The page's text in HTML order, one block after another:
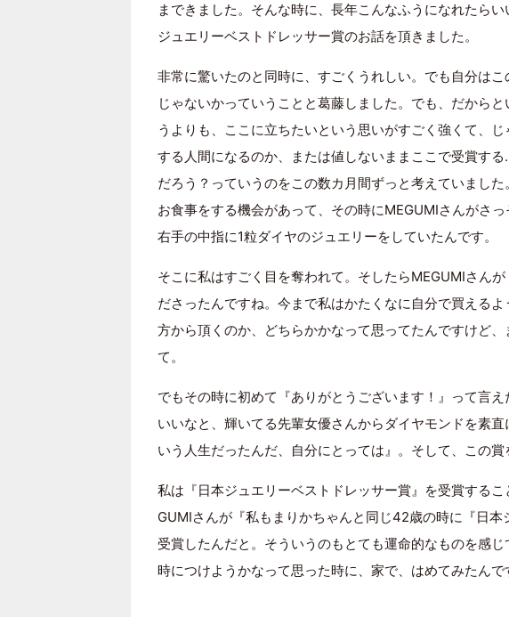
まできました。そんな時に、長年こんなふうになれたら
ジュエリーベストドレッサー賞のお話を頂きました。
非常に驚いたのと同時に、すごくうれしい。でも自分は
じゃないかっていうことと葛藤しました。でも、だから
うよりも、ここに立ちたいという思いがすごく強くて、
する人間になるのか、または値しないままここで受賞す
だろう？っていうのをこの数カ月間ずっと考えていまし
お食事をする機会があって、その時にMEGUMIさんがさ
右手の中指に1粒ダイヤのジュエリーをしていたんです。
そこに私はすごく目を奪われて。そしたらMEGUMIさん
ださったんですね。今まで私はかたくなに自分で買える
方から頂くのか、どちらかかなって思ってたんですけど、
て。
でもその時に初めて『ありがとうございます！』って言
いいなと、輝いてる先輩女優さんからダイヤモンドを素
いう人生だったんだ、自分にとっては』。そして、この賞
私は『日本ジュエリーベストドレッサー賞』を受賞する
GUMIさんが『私もまりかちゃんと同じ42歳の時に『日
受賞したんだと。そういうのもとても運命的なものを感
時につけようかなって思った時に、家で、はめてみたんで